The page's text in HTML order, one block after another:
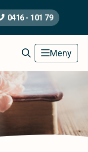
0416 - 101 79
Meny